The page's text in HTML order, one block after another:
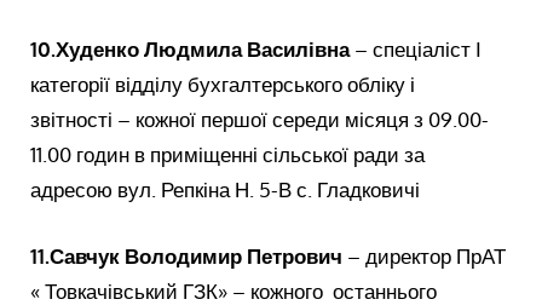
10.Худенко Людмила Василівна– спеціаліст І
категорії відділу бухгалтерського обліку і
звітності – кожної першої середи місяця з 09.00-
11.00 годин в приміщенні сільської ради за
адресою вул. Репкіна Н. 5-В с. Гладковичі
11.Савчук Володимир Петрович – директор ПрАТ
« Товкачівський ГЗК» – кожного останнього